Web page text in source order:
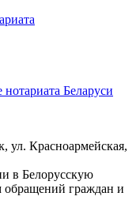
Беларуси
ул. Красноармейская,
в Белорусскую
обращений граждан и